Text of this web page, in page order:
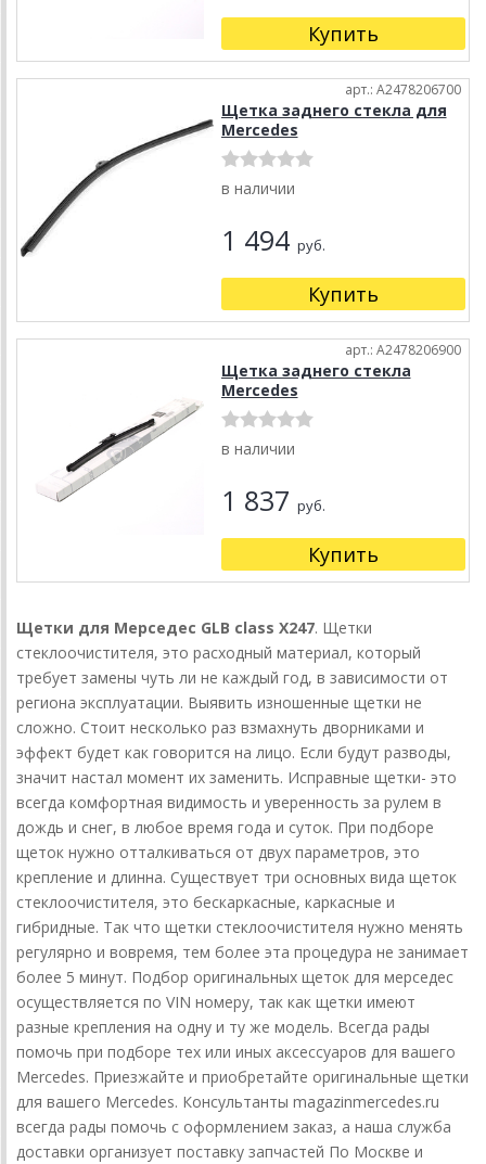
Купить
арт.: A2478206700
Щетка заднего стекла для
Mercedes
в наличии
1 494 руб.
Купить
арт.: A2478206900
Щетка заднего стекла
Mercedes
в наличии
1 837 руб.
Купить
Щетки для Мерседес GLB class X247. Щетки
стеклоочистителя, это расходный материал, который
требует замены чуть ли не каждый год, в зависимости от
региона эксплуатации. Выявить изношенные щетки не
сложно. Стоит несколько раз взмахнуть дворниками и
эффект будет как говорится на лицо. Если будут разводы,
значит настал момент их заменить. Исправные щетки- это
всегда комфортная видимость и уверенность за рулем в
дождь и снег, в любое время года и суток. При подборе
щеток нужно отталкиваться от двух параметров, это
крепление и длинна. Существует три основных вида щеток
стеклоочистителя, это бескаркасные, каркасные и
гибридные. Так что щетки стеклоочистителя нужно менять
регулярно и вовремя, тем более эта процедура не занимает
более 5 минут. Подбор оригинальных щеток для мерседес
осуществляется по VIN номеру, так как щетки имеют
разные крепления на одну и ту же модель. Всегда рады
помочь при подборе тех или иных аксессуаров для вашего
Mercedes. Приезжайте и приобретайте оригинальные щетки
для вашего Mercedes. Консультанты magazinmercedes.ru
всегда рады помочь с оформлением заказ, а наша служба
доставки организует поставку запчастей По Москве и